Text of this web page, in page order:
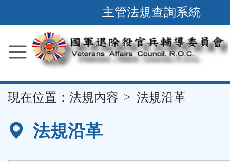
到
要
容
區
主管法規查詢系統
現在位置： 法規內容 法規沿革
法規沿革